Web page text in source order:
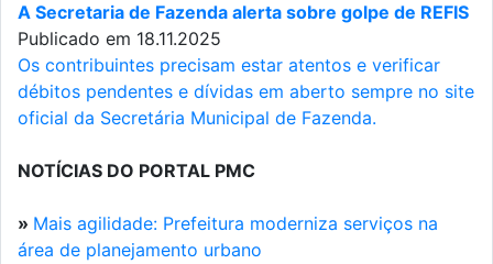
A Secretaria de Fazenda alerta sobre golpe de REFIS
Publicado em 18.11.2025
Os contribuintes precisam estar atentos e verificar
débitos pendentes e dívidas em aberto sempre no site
oficial da Secretária Municipal de Fazenda.
NOTÍCIAS DO PORTAL PMC
» Mais agilidade: Prefeitura moderniza serviços na
área de planejamento urbano